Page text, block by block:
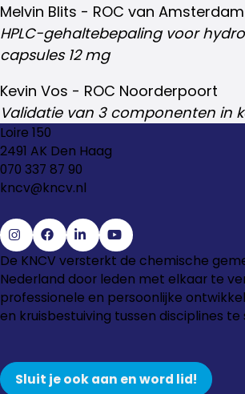
Melvin Blits - ROC van Amsterdam
HPLC-gehaltebepaling voor
capsules 12 mg
Kevin Vos - ROC Noorderpoort
Validatie van 3 componenten in
Loire 150
2491 AK Den Haag
070 337 87 90
kncv@kncv.nl
Ga
naar
Instagram
Ga
naar
Facebook
Ga
naar
LinkedIn
Ga
naar
YouTube
De KNCV versterkt de chemische
Nederland door leden met elkaar te
professionele en persoonlijke
en kruisbestuiving tussen disciplines te
Sluit je ook aan en word lid!